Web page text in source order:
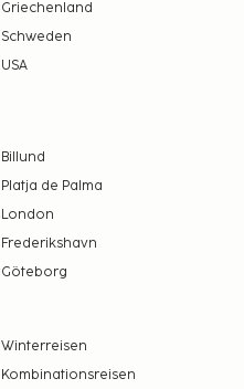
Griechenland
Schweden
USA
Billund
Platja de Palma
London
Frederikshavn
Göteborg
Winterreisen
Kombinationsreisen